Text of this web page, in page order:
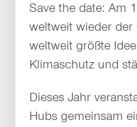
Save the date: Am
weltweit wieder
weltweit größte
Klimaschutz und
Dieses Jahr
Hubs gemeinsam